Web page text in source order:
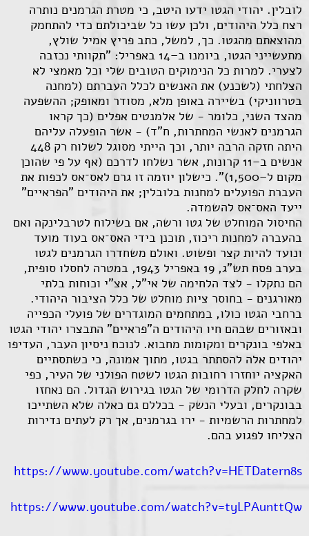
לובלין. יהודי הגטו ידעו היטב, כי מטרת הגרמנים נותרה
רצח כלל היהודים, ולכן עשו כל שביכולתם כדי להתחמק
מהוצאתם מהגטו. כך, למשל, כתב פריץ אמיל שולץ,
מתעשייני הגטו, ביומנו ב–14 באפריל: "תקוותי נכזבה
לצערי. למרות כל הנימוקים הטובים שלי וכל מאמצי לא
הצלחתי (לשכנע) את האנשים לכלל העברתם (למחנה
בטרווניקי) בשיירה באופן מלא, מסודר ומאופק; ההשפעה
מהצד השני, כלומר - של אלמנטים אפלים (כך קראו
הגרמנים לאנשי המחתרות, ח"ד) - אשר הופעלה עליהם
היתה חזקה הרבה יותר, וכך הייתי מסוגל לשלוח רק 448
אנשים ב–11 קרונות, אשר נשלחו לדרכם (אף על פי שהוכן
מקום ל–1,500)". כישלון יוזמה זו גרם לאס־אס לכפות את
העברת הפועלים למחנות בלובלין; את היהודים "הפראיים"
ייעד האס־אס להשמדה.
החיסול המוחלט של גטו ורשה, אם בשילוח לטרבלינקה ואם
בהעברה למחנות ריכוז, תוכנן בידי האס־אס בעוד מועד
ונועד להיות קצר ופשוט. ואולם משחדרו הגרמנים לגטו
בערב פסח תש"ג, 19 באפריל 1943, במטרה לחסלו סופית,
הם נתקלו - לצד הלחימה של אי"ל, אצ"י וכוחות בלתי
מאורגנים - בחוסר ציות מוחלט של כלל הציבור היהודי.
ברחבי הגטו כולו, במתחמים המוגדרים של פועלי הכפייה
ובאזורים שבהם חיו היהודים ה"פראיים" התבצרו יהודי הגטו
באלפי בונקרים ומקומות מחבוא. לנוכח ניסיון העבר, העדיפו
יהודים אלה להסתתר בגטו, מתוך אמונה, כי כשתסתיים
האקציה יוחזרו רחובות הגטו לשטח הפולני של העיר, כפי
שקרה לחלק הדרומי של הגטו בגירוש הגדול. הם נאחזו
בבונקרים, ובעלי הנשק - בכללם גם כאלה שלא השתייכו
למחתרות הרשמיות - ירו בגרמנים, אך רק לעתים נדירות
הצליחו לפגוע בהם.
https://www.youtube.com/watch?v=HETDatern8s
https://www.youtube.com/watch?v=tyLPAunttQw